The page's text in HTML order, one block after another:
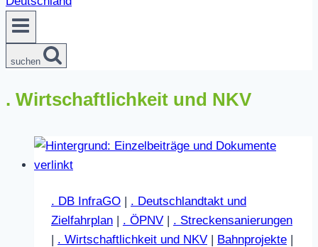
suchen
. Wirtschaftlichkeit und NKV
. DB InfraGO | . Deutschlandtakt und
Zielfahrplan | . ÖPNV | . Streckensanierungen
| . Wirtschaftlichkeit und NKV | Bahnprojekte |